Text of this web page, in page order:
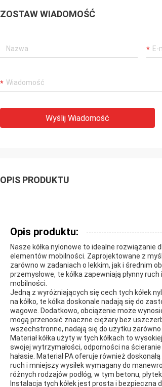
ZOSTAW WIADOMOŚĆ
Wyślij Wiadomość
OPIS PRODUKTU
Opis produktu:
Nasze kółka nylonowe to idealne
elementów mobilności. Zaprojektowane z
zarówno w zadaniach o lekkim, jak i średnim
przemysłowe, te kółka zapewniają płynny
mobilności.
Jedną z wyróżniających się cech tych kółek
na kółko, te kółka doskonale nadają się do
wagowe. Dodatkowo, obciążenie może
mogą przenosić znaczne ciężary bez
wszechstronne, nadają się do użytku
Materiał kółka użyty w tych kółkach to
swojej wytrzymałości, odporności na
hałasie. Materiał PA oferuje również
ruch i mniejszy wysiłek wymagany do
różnych rodzajów podłóg, w tym betonu, płytek
Instalacja tych kółek jest prosta i